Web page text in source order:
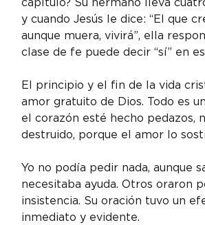
y cuando Jesús le dice: “El que
aunque muera, vivirá”, ella
clase de fe puede decir “sí” en
El principio y el fin de la vida
amor gratuito de Dios. Todo es
el corazón esté hecho pedazos,
destruido, porque el amor lo
Yo no podía pedir nada, aunque
necesitaba ayuda. Otros oraron
insistencia. Su oración tuvo un
inmediato y evidente.